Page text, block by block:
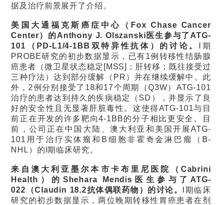
据及治疗前景展开了介绍。
美国大通福克斯癌症中心（Fox Chase Cancer
Center）的Anthony J. Olszanski医生参与了ATG-
101（PD-L1/4-1BB双特异性抗体）的讨论。
I期
PROBE研究的初步数据显示，已有1例转移性结肠腺
癌患者（微卫星状态稳定[MSS]；肝转移；既往接受过
三种疗法）达到部分缓解（PR）并在继续缓解中。此
外，2例分别接受了18和17个周期（Q3W）ATG-101
治疗的患者达到持久的疾病稳定（SD），并显示了良
好的安全性且无显著肝脏毒性。这使得ATG-101与目
前正在开发的许多靶向4-1BB的分子相比更安全。目
前，公司正在中国大陆、澳大利亚和美国开展ATG-
101用于治疗实体瘤和B细胞非霍奇金淋巴瘤（B-
NHL）的I期临床研究。
来自澳大利亚墨尔本市卡布里尼医院
（Cabrini
Health） 的 Shehara Mendis 医生参与了 ATG-
022 （Claudin 18.2抗体偶联药物 ） 的讨论。
I期临床
研究的初步数据显示，两位晚期转移性胃癌患者在剂